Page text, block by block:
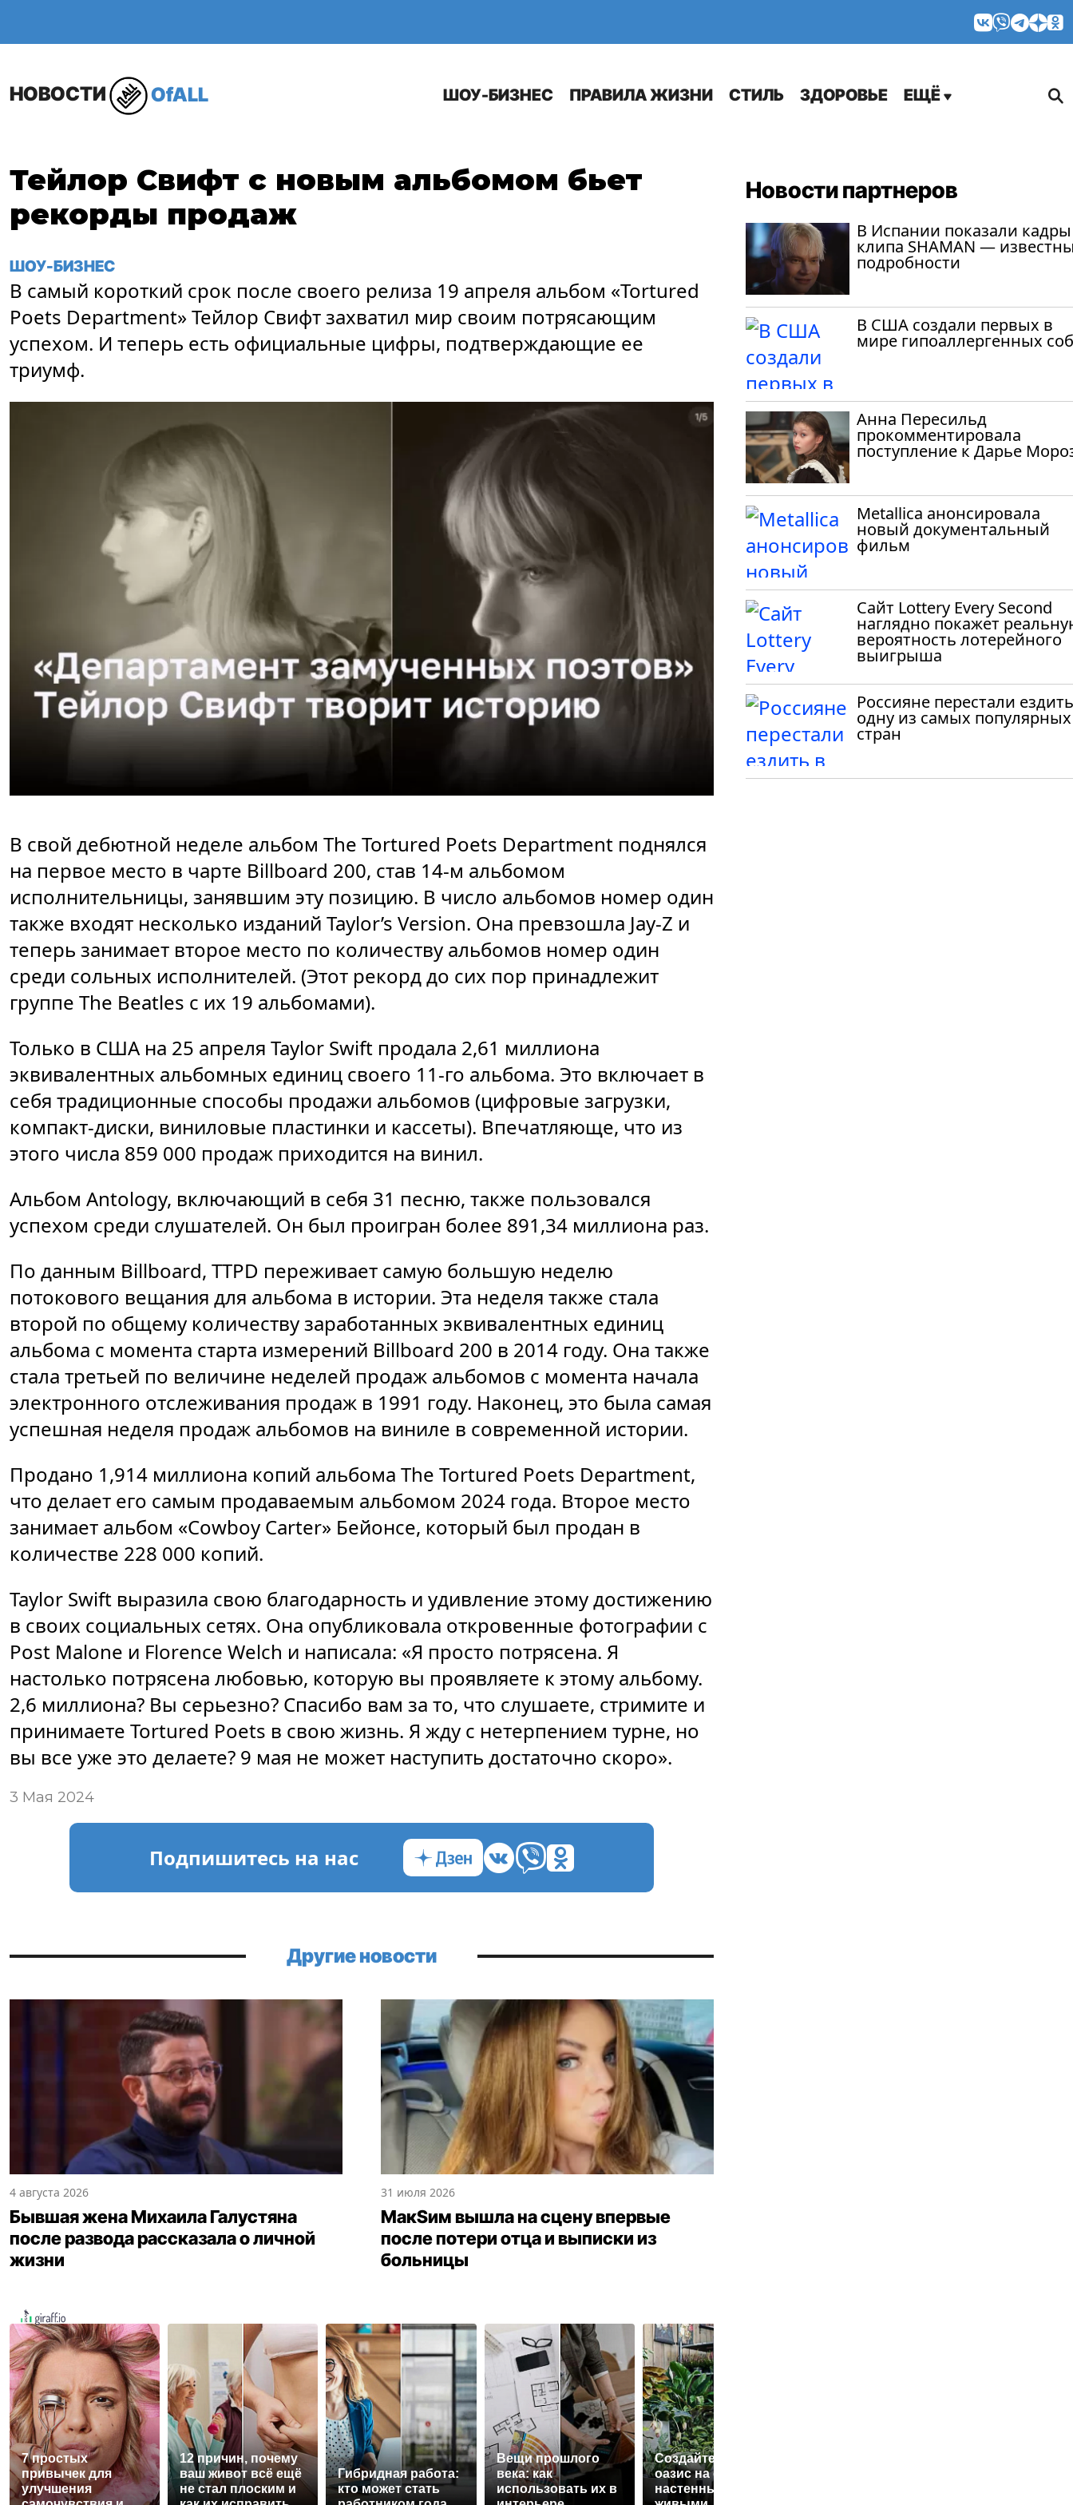
НОВОСТИ OfALL ШОУ-БИЗНЕС ПРАВИЛА ЖИЗНИ СТИЛЬ ЗДОРОВЬЕ ЕЩЁ
Тейлор Свифт с новым альбомом бьет
рекорды продаж
ШОУ-БИЗНЕС
В самый короткий срок после своего релиза 19 апреля альбом «Tortured
Poets Department» Тейлор Свифт захватил мир своим потрясающим
успехом. И теперь есть официальные цифры, подтверждающие ее
триумф.
В свой дебютной неделе альбом The Tortured Poets Department поднялся
на первое место в чарте Billboard 200, став 14-м альбомом
исполнительницы, занявшим эту позицию. В число альбомов номер один
также входят несколько изданий Taylor’s Version. Она превзошла Jay-Z и
теперь занимает второе место по количеству альбомов номер один
среди сольных исполнителей. (Этот рекорд до сих пор принадлежит
группе The Beatles с их 19 альбомами).
Только в США на 25 апреля Taylor Swift продала 2,61 миллиона
эквивалентных альбомных единиц своего 11-го альбома. Это включает в
себя традиционные способы продажи альбомов (цифровые загрузки,
компакт-диски, виниловые пластинки и кассеты). Впечатляюще, что из
этого числа 859 000 продаж приходится на винил.
Альбом Antology, включающий в себя 31 песню, также пользовался
успехом среди слушателей. Он был проигран более 891,34 миллиона раз.
По данным Billboard, TTPD переживает самую большую неделю
потокового вещания для альбома в истории. Эта неделя также стала
второй по общему количеству заработанных эквивалентных единиц
альбома с момента старта измерений Billboard 200 в 2014 году. Она также
стала третьей по величине неделей продаж альбомов с момента начала
электронного отслеживания продаж в 1991 году. Наконец, это была самая
успешная неделя продаж альбомов на виниле в современной истории.
Продано 1,914 миллиона копий альбома The Tortured Poets Department,
что делает его самым продаваемым альбомом 2024 года. Второе место
занимает альбом «Cowboy Carter» Бейонсе, который был продан в
количестве 228 000 копий.
Taylor Swift выразила свою благодарность и удивление этому достижению
в своих социальных сетях. Она опубликовала откровенные фотографии с
Post Malone и Florence Welch и написала: «Я просто потрясена. Я
настолько потрясена любовью, которую вы проявляете к этому альбому.
2,6 миллиона? Вы серьезно? Спасибо вам за то, что слушаете, стримите и
принимаете Tortured Poets в свою жизнь. Я жду с нетерпением турне, но
вы все уже это делаете? 9 мая не может наступить достаточно скоро».
3 Мая 2024
Подпишитесь на нас
Другие новости
4 августа 2026
Бывшая жена Михаила Галустяна
после развода рассказала о личной
жизни
31 июля 2026
МакSим вышла на сцену впервые
после потери отца и выписки из
больницы
7 простых
привычек для
улучшения
12 причин, почему
ваш живот всё ещё
не стал плоским и
Гибридная работа:
кто может стать
Вещи прошлого
века: как
использовать их в
Создайте зеленый
оазис на стене:
настенные полки с
Новости партнеров
В Испании показали
клипа SHAMAN —
подробности
В США создали первых в
мире гипоаллергенных
Анна Пересильд
прокомментировала
поступление к Дарье
Metallica анонсировала
новый документальный
фильм
Сайт Lottery Every Second
наглядно покажет
вероятность лотерейного
выигрыша
Россияне перестали
одну из самых популярных
стран